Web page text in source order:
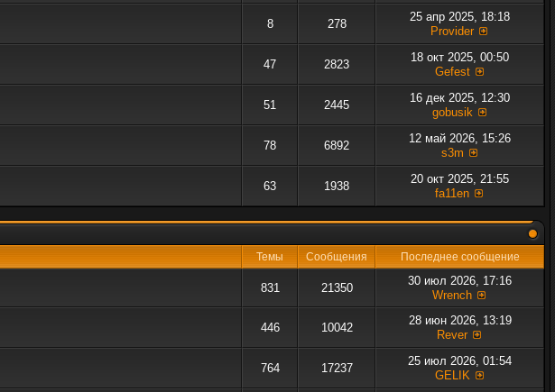
8 278
25 апр 2025, 18:18
Provider
47 2823
18 окт 2025, 00:50
Gefest
51 2445
16 дек 2025, 12:30
gobusik
78 6892
12 май 2026, 15:26
s3m
63 1938
20 окт 2025, 21:55
fa11en
Темы Сообщения Последнее сообщение
831 21350
30 июл 2026, 17:16
Wrench
446 10042
28 июн 2026, 13:19
Rever
764 17237
25 июл 2026, 01:54
GELIK